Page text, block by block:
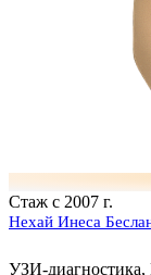
Стаж с 2007 г.
Нехай Инеса
УЗИ-